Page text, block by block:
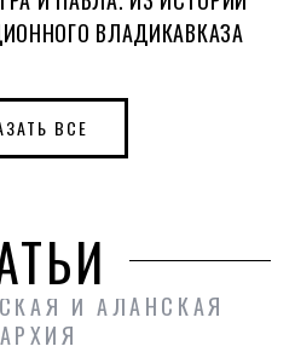
ВЛАДИКАВКАЗА
ВСЕ
И АЛАНСКАЯ